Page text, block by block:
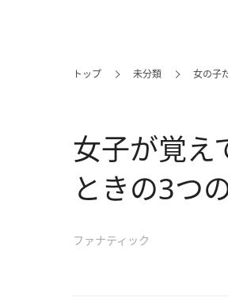
トップ 未分類 女の子
女子が覚え
ときの3つ
ファナティック